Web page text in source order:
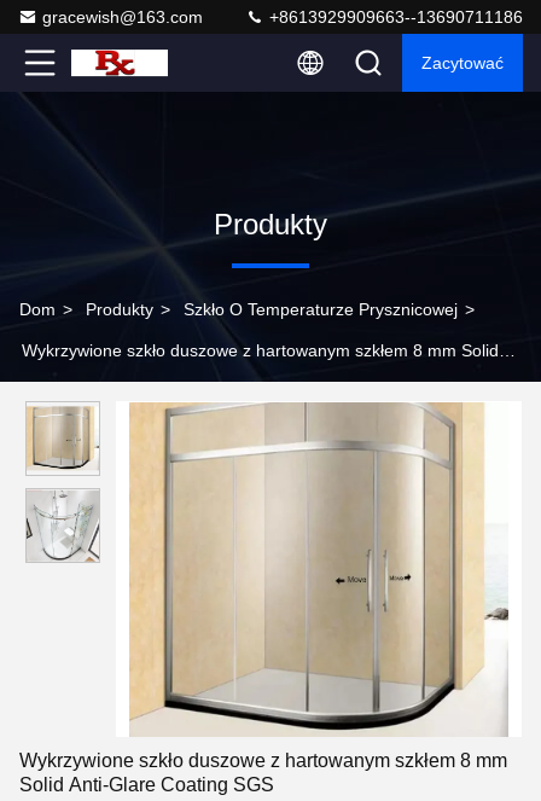
gracewish@163.com +8613929909663--13690711186
Zacytować
Produkty
Dom > Produkty > Szkło O Temperaturze Prysznicowej >
Wykrzywione szkło duszowe z hartowanym szkłem 8 mm Solid
Wykrzywione szkło duszowe z hartowanym szkłem 8 mm
Solid Anti-Glare Coating SGS